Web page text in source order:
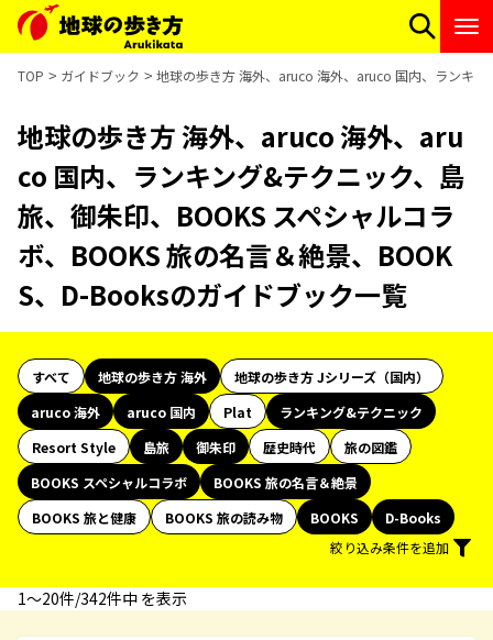
TOP ガイドブック 地球の歩き方 海外、aruco 海外、aruco 国内、ランキ
地球の歩き方 海外、aruco 海外、aru
co 国内、ランキング&テクニック、島
旅、御朱印、BOOKS スペシャルコラ
ボ、BOOKS 旅の名言＆絶景、BOOK
S、D-Booksのガイドブック一覧
すべて 地球の歩き方 海外
地球の歩き方 Jシリーズ（国内）
aruco 海外
aruco 国内 Plat
ランキング&テクニック
Resort Style
島旅 御朱印 歴史時代
旅の図鑑
BOOKS スペシャルコラボ
BOOKS 旅の名言＆絶景
BOOKS 旅と健康
BOOKS 旅の読み物 BOOKS
D-Books
絞り込み条件を追加
1〜20件/342件中 を表示